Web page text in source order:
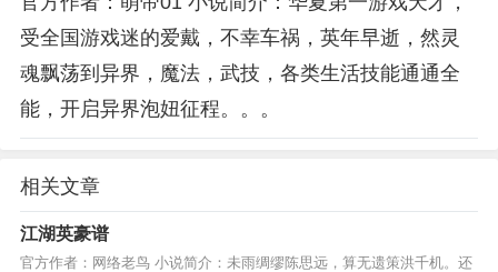
受全国游戏迷的爱戴，不幸车祸，英年早逝，然灵
魂飘荡到异界，魔法，武技，各类生活技能通通全
能，开启异界泡妞征程。。。
相关文章
江湖英豪谱
官方作者：网络老鸟 小说简介：未雨绸缪陈思远，算无遗策洪千机。还